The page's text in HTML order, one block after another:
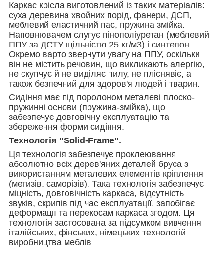
Каркас крісла виготовлений із таких матеріалів:
суха деревина хвойних порід, фанери, ДСП,
меблевий еластичний пас, пружина змійка.
Наповнювачем слугує пінополіуретан (меблевий
ППУ за ДСТУ щільністю 25 кг/м3) і синтепон.
Окремо варто звернути увагу на ППУ, оскільки
він не містить речовин, що викликають алергію,
не скупчує й не виділяє пилу, не пліснявіє, а
також безпечний для здоров'я людей і тварин.
Сидіння має під поролоном металеві плоско-
пружинні основи (пружина-змійка), що
забезпечує довговічну експлуатацію та
збереження форми сидіння.
Технологія "Solid-Frame".
Ця технологія забезпечує проклеювання
абсолютно всіх дерев'яних деталей бруса з
використанням металевих елементів кріплення
(метизів, саморізів). Така технологія забезпечує
міцність, довговічність каркаса, відсутність
звуків, скрипів під час експлуатації, запобігає
деформації та перекосам каркаса згодом. Ця
технологія застосована за підсумком вивчення
італійських, фінських, німецьких технологій
виробництва меблів